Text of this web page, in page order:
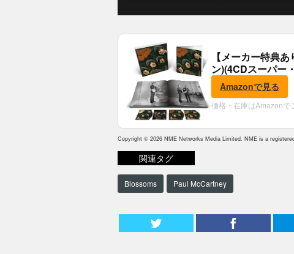
【メーカー特典
ン)(4CDスーパー
典:B2ポスター付)
Amazonで見る
価格・在庫はAmazonで
Copyright © 2026 NME Networks Media Limited. NME is a
関連タグ
Blossoms Paul McCartney